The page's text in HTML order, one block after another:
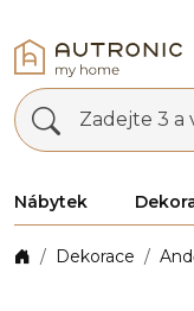
Zadejte 3 a
Nábytek
Dekorace